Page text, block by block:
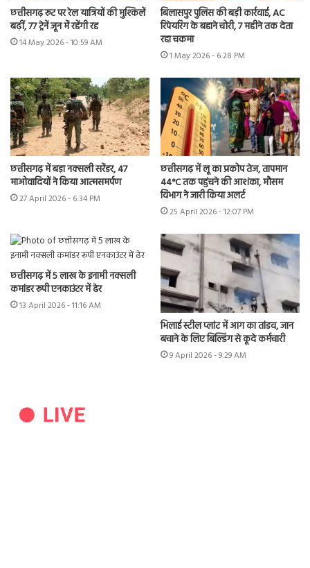
छत्तीसगढ़ रूट पर रेल यात्रियों की मुश्किलें
बढ़ीं, 77 ट्रेनें जून में रहेंगी रद्द
14 May 2026 - 10:59 AM
बिलासपुर पुलिस की बड़ी कार्रवाई, AC
रिपेयरिंग के बहाने चोरी, 7 महीने तक देता
रहा चकमा
1 May 2026 - 6:28 PM
छत्तीसगढ़ में बड़ा नक्सली सरेंडर, 47
माओवादियों ने किया आत्मसमर्पण
27 April 2026 - 6:34 PM
छत्तीसगढ़ में लू का प्रकोप तेज, तापमान
44°C तक पहुंचने की आशंका, मौसम
विभाग ने जारी किया अलर्ट
25 April 2026 - 12:07 PM
छत्तीसगढ़ में 5 लाख के इनामी नक्सली
कमांडर रूपी एनकाउंटर में ढेर
13 April 2026 - 11:16 AM
भिलाई स्टील प्लांट में आग का तांडव, जान
बचाने के लिए बिल्डिंग से कूदे कर्मचारी
9 April 2026 - 9:29 AM